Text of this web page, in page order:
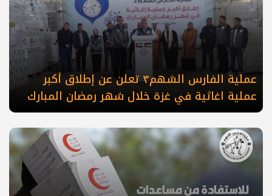
عملية الفارس الشهم٣ تعلن عن إطلاق أكبر
عملية اغاثية في غزة خلال شهر رمضان المبارك